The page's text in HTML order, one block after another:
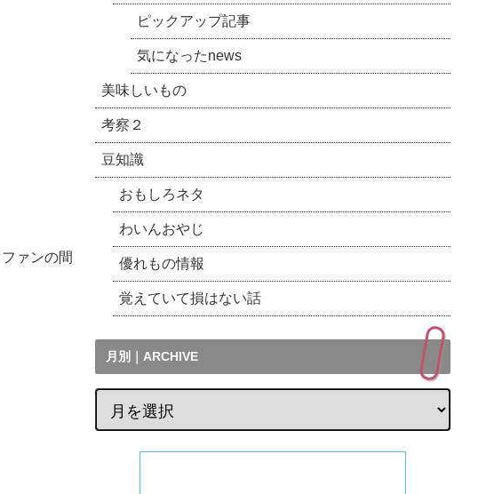
ァンの間
ピックアップ記事
気になったnews
美味しいもの
考察２
豆知識
おもしろネタ
わいんおやじ
優れもの情報
覚えていて損はない話
月別｜ARCHIVE